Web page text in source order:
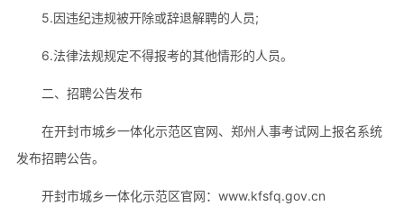
5.因违纪违规被开除或辞退解聘的人员;
6.法律法规规定不得报考的其他情形的人员。
二、招聘公告发布
在开封市城乡一体化示范区官网、郑州人事考试网上报名系统
发布招聘公告。
开封市城乡一体化示范区官网：www.kfsfq.gov.cn